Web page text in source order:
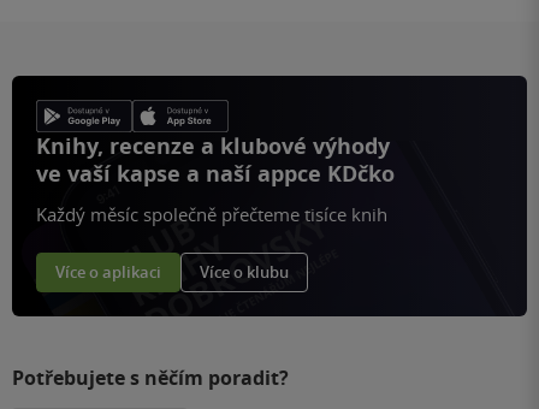
Knihy, recenze a klubové výhody
ve vaší kapse a naší appce KDčko
Každý měsíc společně přečteme tisíce knih
Více o aplikaci Více o klubu
Potřebujete s něčím poradit?